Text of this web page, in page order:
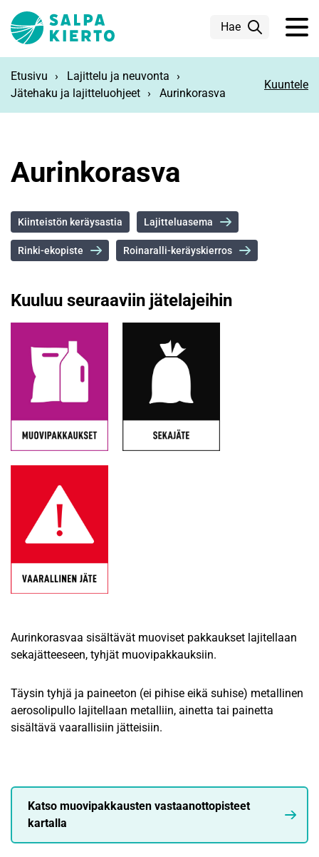
Hae
Etusivu
Lajittelu ja neuvonta
Jätehaku ja lajitteluohjeet
Aurinkorasva
Kuuntele
Aurinkorasva
Kiinteistön keräysastia Lajitteluasema
Rinki-ekopiste Roinaralli-keräyskierros
Kuuluu seuraaviin jätelajeihin
Aurinkorasvaa sisältävät muoviset pakkaukset lajitellaan
sekajätteeseen, tyhjät muovipakkauksiin.
Täysin tyhjä ja paineeton (ei pihise eikä suhise) metallinen
aerosolipullo lajitellaan metalliin, ainetta tai painetta
sisältävä vaarallisiin jätteisiin.
Katso muovipakkausten vastaanottopisteet
kartalla